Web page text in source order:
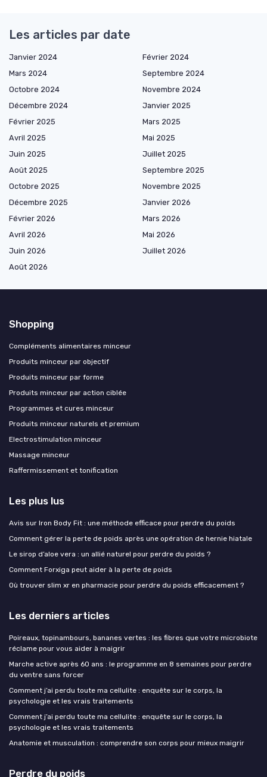
Les articles par date
Janvier 2024
Février 2024
Mars 2024
Septembre 2024
Octobre 2024
Novembre 2024
Décembre 2024
Janvier 2025
Février 2025
Mars 2025
Avril 2025
Mai 2025
Juin 2025
Juillet 2025
Août 2025
Septembre 2025
Octobre 2025
Novembre 2025
Décembre 2025
Janvier 2026
Février 2026
Mars 2026
Avril 2026
Mai 2026
Juin 2026
Juillet 2026
Août 2026
Shopping
Compléments alimentaires minceur
Produits minceur par objectif
Produits minceur par forme
Produits minceur par action ciblée
Programmes et cures minceur
Produits minceur naturels et premium
Electrostimulation minceur
Massage minceur
Raffermissement et tonification
Les plus lus
Avis sur Iron Body Fit : une méthode efficace pour perdre du poids
Comment gérer la perte de poids après une opération de hernie hiatale
Le sirop d’aloe vera : un allié naturel pour perdre du poids ?
Comment Forxiga peut aider à la perte de poids
Où trouver slim xr en pharmacie pour perdre du poids efficacement ?
Les derniers articles
Poireaux, topinambours, bananes vertes : les fibres que votre microbiote
réclame pour vous aider à maigrir
Marche active après 60 ans : le programme en 8 semaines pour perdre
du ventre sans forcer
Comment j’ai perdu toute ma cellulite : enquête sur le corps, la
psychologie et les vrais traitements
Comment j’ai perdu toute ma cellulite : enquête sur le corps, la
psychologie et les vrais traitements
Anatomie et musculation : comprendre son corps pour mieux maigrir
Perdre du poids